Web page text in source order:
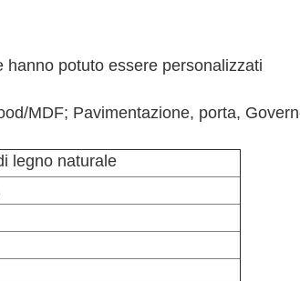
potuto essere personalizzati
MDF; Pavimentazione, porta,
legno naturale